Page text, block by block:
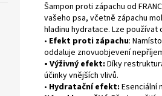
Šampon proti zápachu od
vašeho psa, včetně zápachu
hladinu hydratace. Lze používat
• Efekt proti zápachu:
oddaluje znovuobjevení
• Výživný efekt: Díky
účinky vnějších vlivů.
• Hydratačníefekt: Esenciální